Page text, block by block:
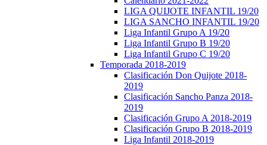
LIGA QUIJOTE INFANTIL 19/20
LIGA SANCHO INFANTIL 19/20
Liga Infantil Grupo A 19/20
Liga Infantil Grupo B 19/20
Liga Infantil Grupo C 19/20
Temporada 2018-2019
Clasificación Don Quijote 2018-
2019
Clasificación Sancho Panza 2018-
2019
Clasificación Grupo A 2018-2019
Clasificación Grupo B 2018-2019
Liga Infantil 2018-2019